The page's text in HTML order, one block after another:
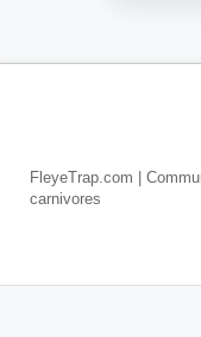
FleyeTrap.com |
carnivores